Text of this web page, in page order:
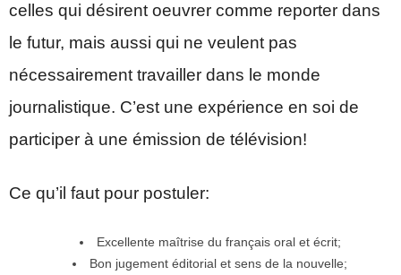
celles qui désirent oeuvrer comme reporter dans
le futur, mais aussi qui ne veulent pas
nécessairement travailler dans le monde
journalistique. C’est une expérience en soi de
participer à une émission de télévision!
Ce qu’il faut pour postuler:
Excellente maîtrise du français oral et écrit;
Bon jugement éditorial et sens de la nouvelle;